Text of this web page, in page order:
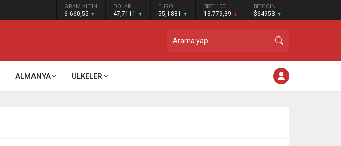
GRAM ALTIN
6.660,55
DOLAR
47,7111
EURO
55,1881
BIST 100
13.779,39
BITCOIN
$64953
ALMANYA ÜLKELER